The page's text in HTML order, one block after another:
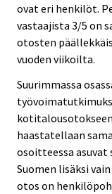
ovat eri henkilöt.
vastaajista 3/5 on
otosten
vuoden viikoilta.
Suurimmassa
haastatellaan
osoitteessa
Suomen lisäksi
otos on